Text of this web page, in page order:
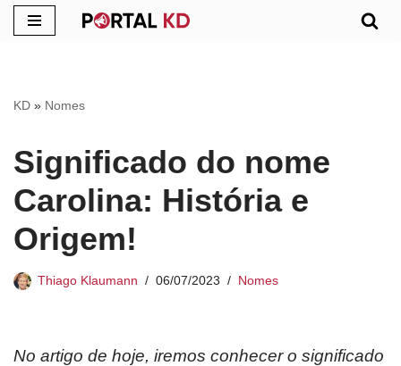
conteúdo
KD » Nomes
Significado do nome
Carolina: História e
Origem!
Thiago Klaumann 06/07/2023 Nomes
No artigo de hoje, iremos conhecer o significado